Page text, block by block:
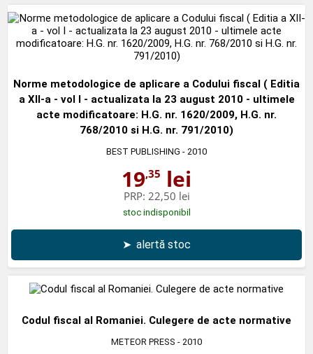
Norme metodologice de aplicare a Codului fiscal ( Editia
a XII-a - vol I - actualizata la 23 august 2010 - ultimele
acte modificatoare: H.G. nr. 1620/2009, H.G. nr.
768/2010 si H.G. nr. 791/2010)
BEST PUBLISHING - 2010
19,35 lei
PRP: 22,50 lei
stoc indisponibil
➤ alertă stoc
Codul fiscal al Romaniei. Culegere de acte normative
METEOR PRESS - 2010